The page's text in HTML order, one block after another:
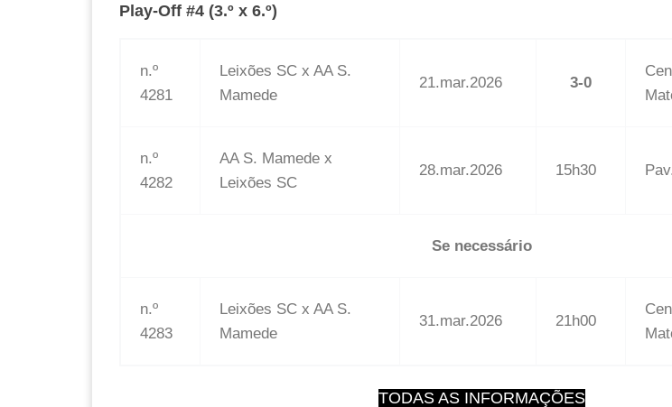
Play-Off #4 (3.º x 6.º)
n.º
4281
Leixões SC x AA S.
Mamede
21.mar.2026 3-0
n.º
4282
AA S. Mamede x
Leixões SC
28.mar.2026 15h30
Se necessário
n.º
4283
Leixões SC x AA S.
Mamede
31.mar.2026 21h00
TODAS AS INFORMAÇÕES